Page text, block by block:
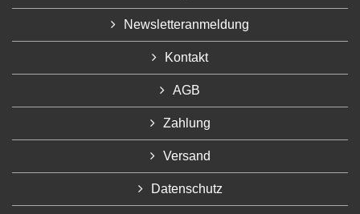
Newsletteranmeldung
Kontakt
AGB
Zahlung
Versand
Datenschutz